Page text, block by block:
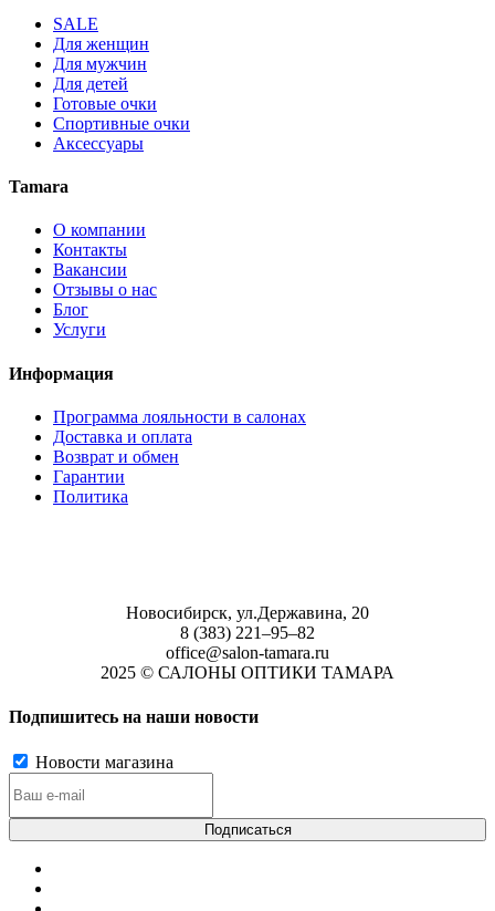
SALE
Для женщин
Для мужчин
Для детей
Готовые очки
Спортивные очки
Аксессуары
Tamara
О компании
Контакты
Вакансии
Отзывы о нас
Блог
Услуги
Информация
Программа лояльности в салонах
Доставка и оплата
Возврат и обмен
Гарантии
Политика
Новосибирск, ул.Державина, 20
8 (383) 221‒95‒82
office@salon-tamara.ru
2025 © САЛОНЫ ОПТИКИ ТАМАРА
Подпишитесь на наши новости
Новости магазина